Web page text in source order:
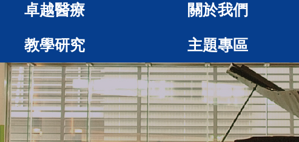
卓越醫療 關於我們
教學研究 主題專區